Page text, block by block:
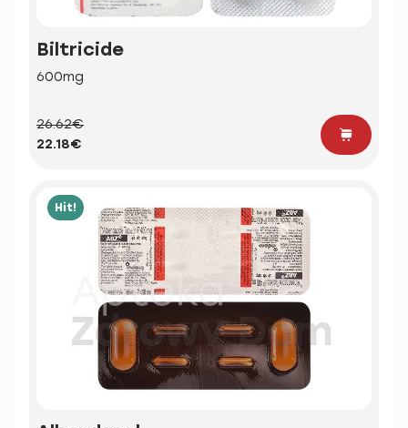
Biltricide
600mg
26.62€
22.18€
Hit!